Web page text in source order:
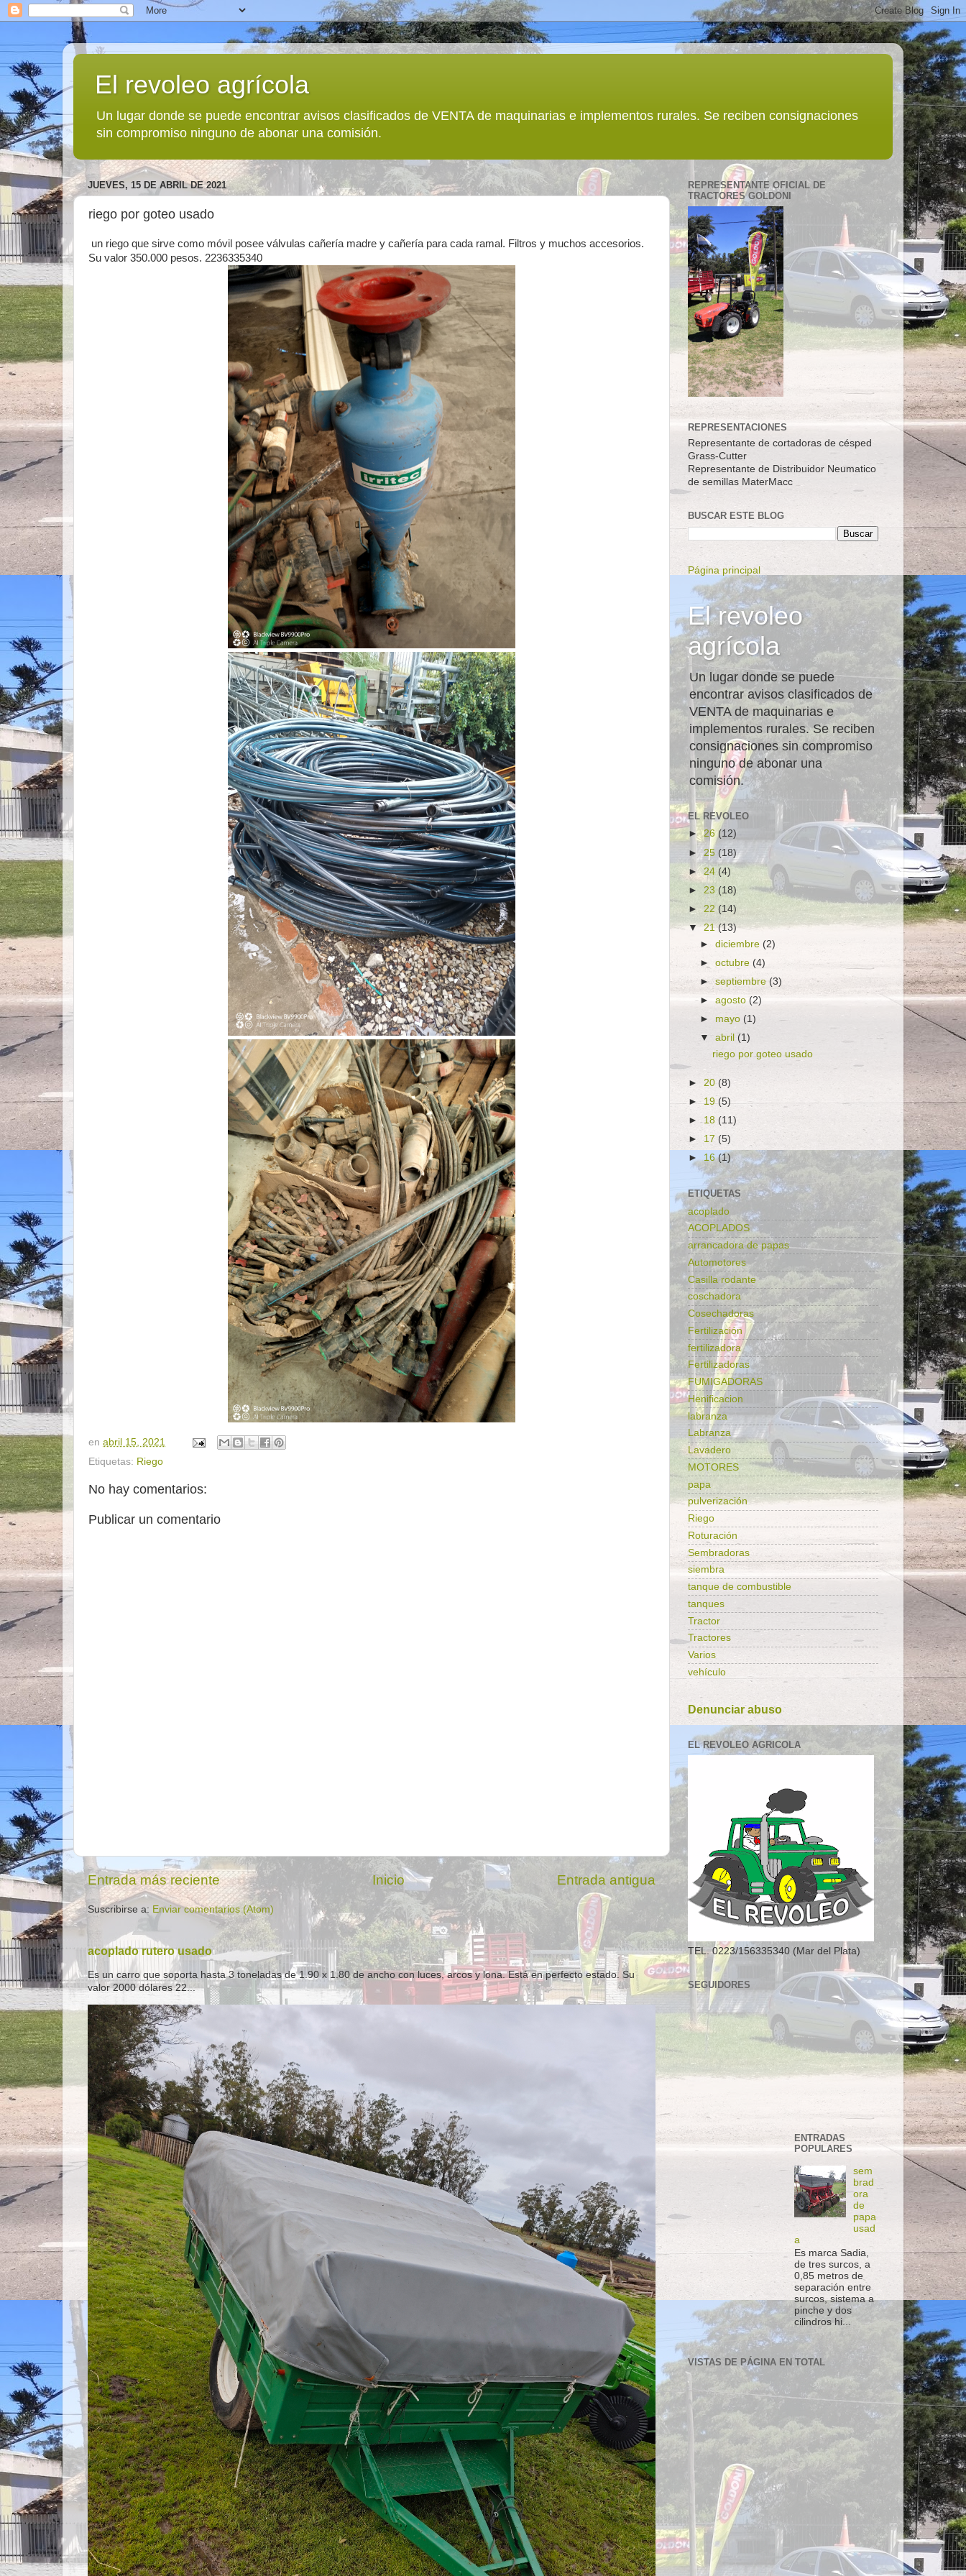
El revoleo agrícola
Un lugar donde se puede encontrar avisos clasificados de VENTA de maquinarias e implementos rurales. Se reciben consignaciones
sin compromiso ninguno de abonar una comisión.
JUEVES, 15 DE ABRIL DE 2021
riego por goteo usado
un riego que sirve como móvil posee válvulas cañería madre y cañería para cada ramal. Filtros y muchos accesorios.
Su valor 350.000 pesos. 2236335340
en abril 15, 2021
Etiquetas: Riego
No hay comentarios:
Publicar un comentario
Entrada más reciente Entrada antigua
Inicio
Suscribirse a: Enviar comentarios (Atom)
acoplado rutero usado
Es un carro que soporta hasta 3 toneladas de 1.90 x 1.80 de ancho con luces, arcos y lona. Está en perfecto estado. Su
valor 2000 dólares 22...
REPRESENTANTE OFICIAL DE
TRACTORES GOLDONI
REPRESENTACIONES
Representante de cortadoras de césped
Grass-Cutter
Representante de Distribuidor Neumatico
de semillas MaterMacc
BUSCAR ESTE BLOG
Página principal
El revoleo
agrícola
Un lugar donde se puede
encontrar avisos clasificados de
VENTA de maquinarias e
implementos rurales. Se reciben
consignaciones sin compromiso
ninguno de abonar una
comisión.
EL REVOLEO
►26 (12)
► 25 (18)
► 24 (4)
► 23 (18)
► 22 (14)
▼21(13)
►diciembre (2)
►octubre (4)
►septiembre(3)
►agosto(2)
► mayo (1)
▼abril (1)
riego por goteo usado
► 20 (8)
► 19(5)
► 18 (11)
► 17 (5)
►16(1)
ETIQUETAS
acoplado
ACOPLADOS
arrancadora de papas
Automotores
Casilla rodante
coschadora
Cosechadoras
Fertilización
fertilizadora
Fertilizadoras
FUMIGADORAS
Henificacion
labranza
Labranza
Lavadero
MOTORES
papa
pulverización
Riego
Roturación
Sembradoras
siembra
tanque de combustible
tanques
Tractor
Tractores
Varios
vehículo
Denunciar abuso
EL REVOLEO AGRICOLA
TEL. 0223/156335340 (Mar del Plata)
SEGUIDORES
ENTRADAS
POPULARES
sem
brad
ora
de
papa
usad
a
Es marca Sadia,
de tres surcos, a
0,85 metros de
separación entre
surcos, sistema a
pinche y dos
cilindros hi...
VISTAS DE PÁGINA EN TOTAL